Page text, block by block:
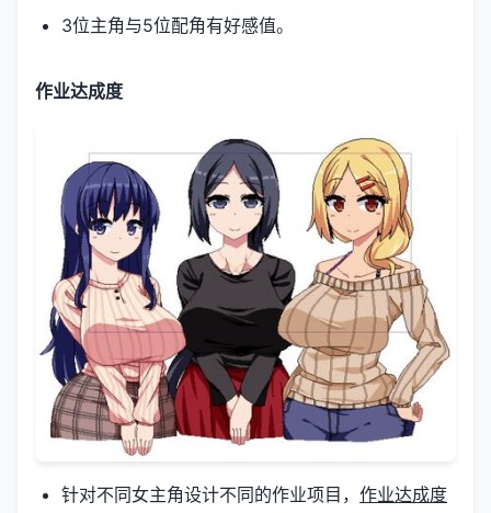
3位主角与5位配角有好感值。
作业达成度
针对不同女主角设计不同的作业项目， 作业达成度